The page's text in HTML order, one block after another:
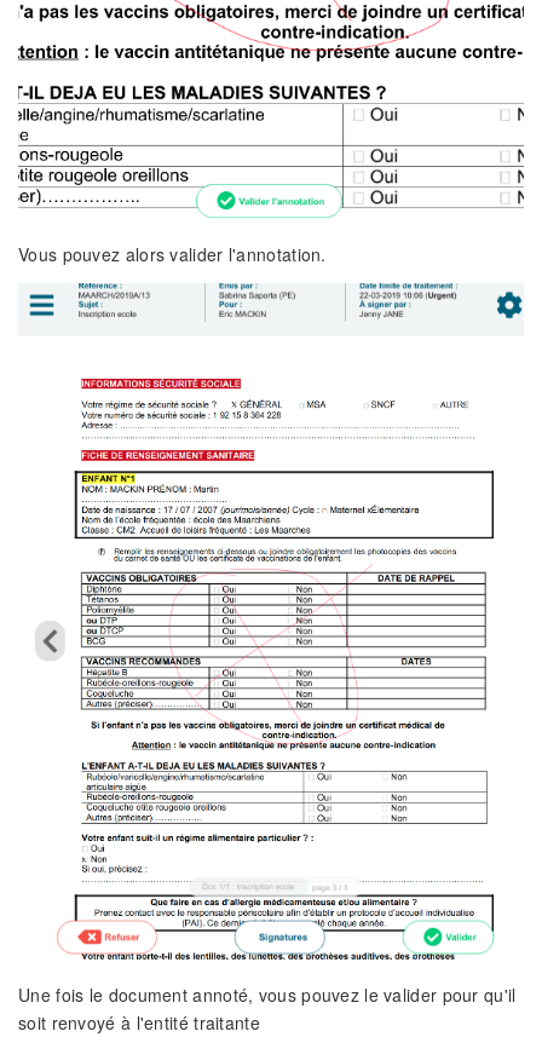
Vous pouvez alors valider l'annotation.
Une fois le document annoté, vous pouvez le valider pour qu'il
soit renvoyé à l'entité traitante